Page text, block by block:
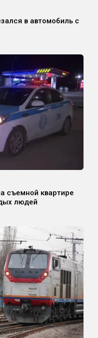
в автомобиль с
съемной квартире
людей